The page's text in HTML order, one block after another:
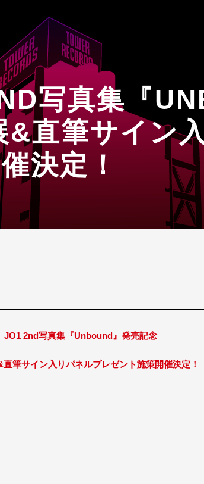
写真集『
&直筆サイン
決定！
JO1 2nd写真集『Unbound』発売記念
直筆サイン入りパネルプレゼント施策開催決定！